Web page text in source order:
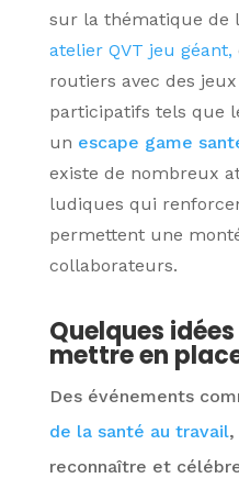
sur la thématique de
atelier QVT jeu géant,
routiers avec des
participatifs tels que
un escape game
existe de nombreux
ludiques qui
permettent une
collaborateurs.
Quelques
mettre en
Des événements
de la santé au travail,
reconnaître et